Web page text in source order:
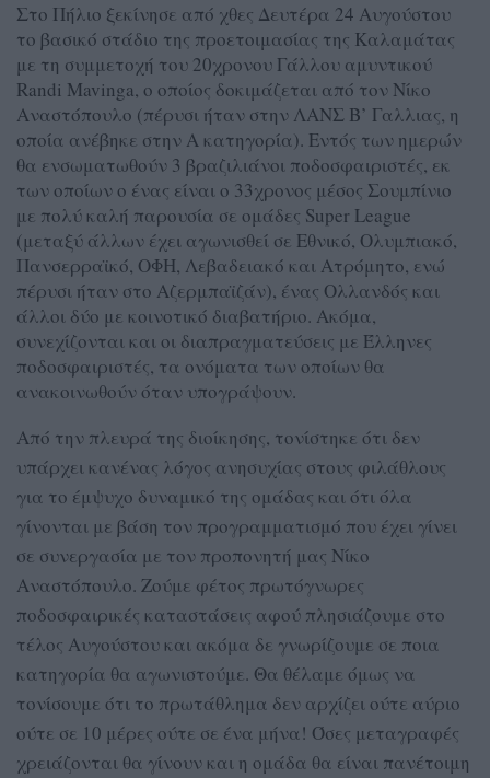
Στο Πήλιο ξεκίνησε από χθες Δευτέρα 24 Αυγούστου
το βασικό στάδιο της προετοιμασίας της Καλαμάτας
με τη συμμετοχή του 20χρονου Γάλλου αμυντικού
Randi Mavinga, ο οποίος δοκιμάζεται από τον Νίκο
Αναστόπουλο (πέρυσι ήταν στην ΛΑΝΣ Β’ Γαλλιας, η
οποία ανέβηκε στην Α κατηγορία). Εντός των ημερών
θα ενσωματωθούν 3 βραζιλιάνοι ποδοσφαιριστές, εκ
των οποίων ο ένας είναι ο 33χρονος μέσος Σουμπίνιο
με πολύ καλή παρουσία σε ομάδες Super League
(μεταξύ άλλων έχει αγωνισθεί σε Εθνικό, Ολυμπιακό,
Πανσερραϊκό, ΟΦΗ, Λεβαδειακό και Ατρόμητο, ενώ
πέρυσι ήταν στο Αζερμπαϊζάν), ένας Ολλανδός και
άλλοι δύο με κοινοτικό διαβατήριο. Ακόμα,
συνεχίζονται και οι διαπραγματεύσεις με Έλληνες
ποδοσφαιριστές, τα ονόματα των οποίων θα
ανακοινωθούν όταν υπογράψουν.
Από την πλευρά της διοίκησης, τονίστηκε ότι δεν
υπάρχει κανένας λόγος ανησυχίας στους φιλάθλους
για το έμψυχο δυναμικό της ομάδας και ότι όλα
γίνονται με βάση τον προγραμματισμό που έχει γίνει
σε συνεργασία με τον προπονητή μας Νίκο
Αναστόπουλο. Ζούμε φέτος πρωτόγνωρες
ποδοσφαιρικές καταστάσεις αφού πλησιάζουμε στο
τέλος Αυγούστου και ακόμα δε γνωρίζουμε σε ποια
κατηγορία θα αγωνιστούμε. Θα θέλαμε όμως να
τονίσουμε ότι το πρωτάθλημα δεν αρχίζει ούτε αύριο
ούτε σε 10 μέρες ούτε σε ένα μήνα! Όσες μεταγραφές
χρειάζονται θα γίνουν και η ομάδα θα είναι πανέτοιμη